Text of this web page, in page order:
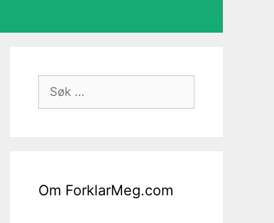
Søk
etter:
Om ForklarMeg.com